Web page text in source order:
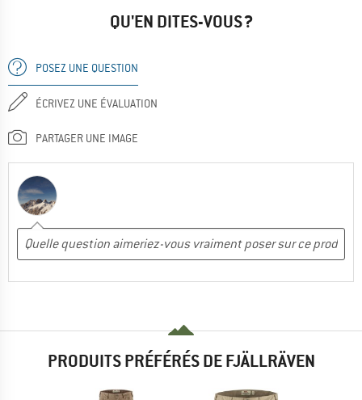
QU'EN DITES-VOUS ?
POSEZ UNE QUESTION
ÉCRIVEZ UNE ÉVALUATION
PARTAGER UNE IMAGE
PRODUITS PRÉFÉRÉS DE FJÄLLRÄVEN